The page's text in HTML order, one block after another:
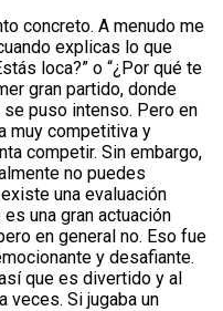
concreto. A menudo me
explicas lo que
loca?” o “¿Por qué te
gran partido, donde
se puso intenso. Pero en
muy competitiva y
competir. Sin embargo,
no puedes
una evaluación
una gran actuación
en general no. Eso fue
y desafiante.
que es divertido y al
veces. Si jugaba un